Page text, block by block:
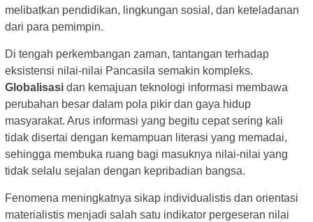
melibatkan pendidikan, lingkungan sosial, dan keteladanan
dari para pemimpin.
Di tengah perkembangan zaman, tantangan terhadap
eksistensi nilai-nilai Pancasila semakin kompleks.
Globalisasi dan kemajuan teknologi informasi membawa
perubahan besar dalam pola pikir dan gaya hidup
masyarakat. Arus informasi yang begitu cepat sering kali
tidak disertai dengan kemampuan literasi yang memadai,
sehingga membuka ruang bagi masuknya nilai-nilai yang
tidak selalu sejalan dengan kepribadian bangsa.
Fenomena meningkatnya sikap individualistis dan orientasi
materialistis menjadi salah satu indikator pergeseran nilai